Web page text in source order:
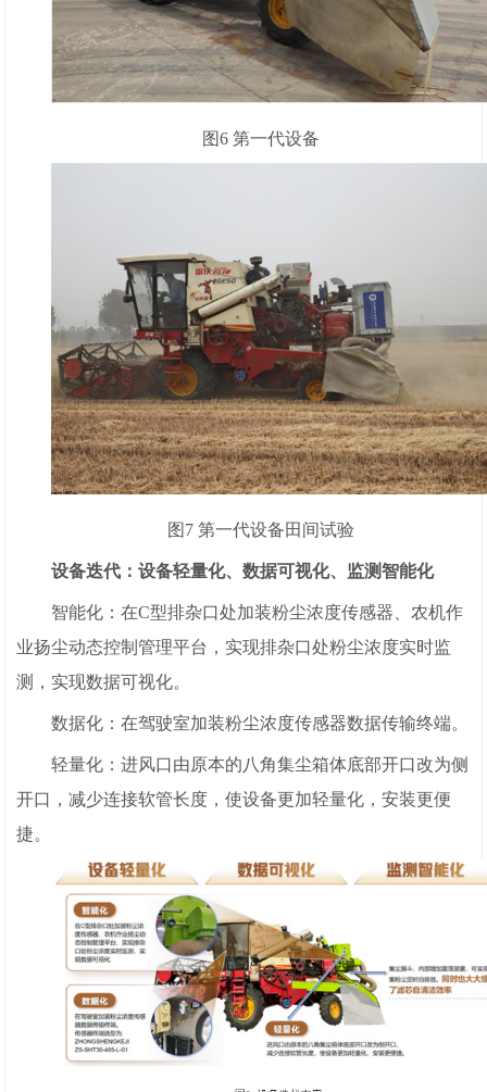
图6 第一代设备
图7 第一代设备田间试验
设备迭代：设备轻量化、数据可视化、监测智能化
智能化：在C型排杂口处加装粉尘浓度传感器、农机作
业扬尘动态控制管理平台，实现排杂口处粉尘浓度实时监
测，实现数据可视化。
数据化：在驾驶室加装粉尘浓度传感器数据传输终端。
轻量化：进风口由原本的八角集尘箱体底部开口改为侧
开口，减少连接软管长度，使设备更加轻量化，安装更便
捷。